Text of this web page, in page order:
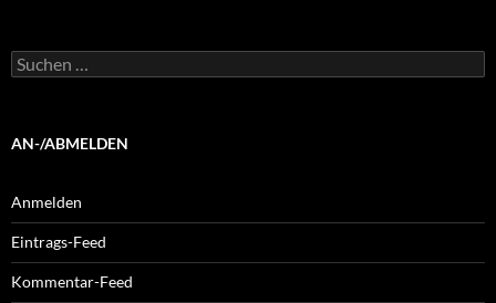
Suchen
nach:
AN-/ABMELDEN
Anmelden
Eintrags-Feed
Kommentar-Feed